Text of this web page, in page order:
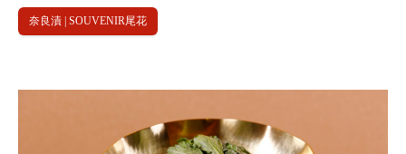
奈良漬 | SOUVENIR尾花